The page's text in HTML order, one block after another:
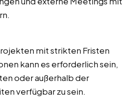
mit strikten Fristen
kann es erforderlich sein,
oder außerhalb der
verfügbar zu sein.